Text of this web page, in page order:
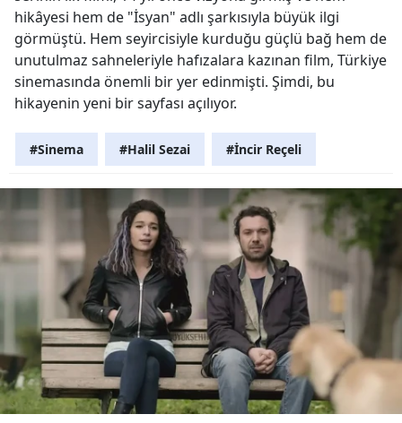
hikâyesi hem de "İsyan" adlı şarkısıyla büyük ilgi
görmüştü. Hem seyircisiyle kurduğu güçlü bağ hem de
unutulmaz sahneleriyle hafızalara kazınan film, Türkiye
sinemasında önemli bir yer edinmişti. Şimdi, bu
hikayenin yeni bir sayfası açılıyor.
#Sinema #Halil Sezai #İncir Reçeli